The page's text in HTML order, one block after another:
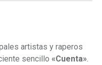
artistas y raperos
sencillo«Cuenta»